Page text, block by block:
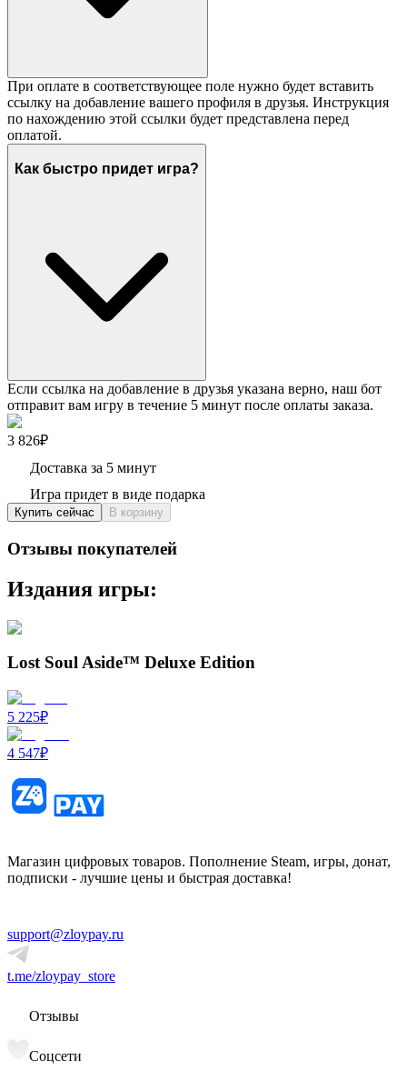
При оплате в соответствующее поле нужно будет вставить
ссылку на добавление вашего профиля в друзья. Инструкция
по нахождению этой ссылки будет представлена перед
оплатой.
Как быстро придет игра?
Если ссылка на добавление в друзья указана верно, наш бот
отправит вам игру в течение 5 минут после оплаты заказа.
3 826₽
Доставка за 5 минут
Игра придет в виде подарка
Купить сейчас В корзину
Отзывы покупателей
Издания игры:
Lost Soul Aside™ Deluxe Edition
5 225₽
4 547₽
Магазин цифровых товаров. Пополнение Steam, игры, донат,
подписки - лучшие цены и быстрая доставка!
support@zloypay.ru
t.me/zloypay_store
Отзывы
Соцсети